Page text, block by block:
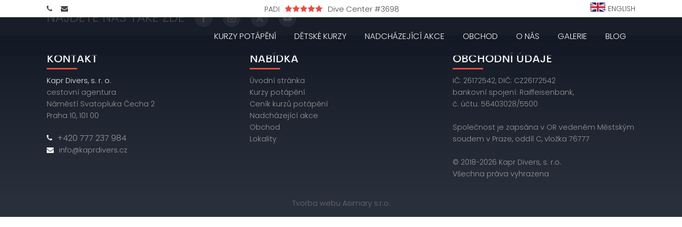
PADI Dive Center #3698 ENGLISH
KURZY POTÁPĚNÍ DĚTSKÉ KURZY NADCHÁZEJÍCÍ AKCE OBCHOD O NÁS GALERIE BLOG
NAJDETE NÁS TAKÉ ZDE
KONTAKT
Kapr Divers, s. r. o.
cestovní agentura
Náměstí Svatopluka Čecha 2
Praha 10, 101 00
+420 777 237 984
info@kaprdivers.cz
NABÍDKA
Úvodní stránka
Kurzy potápění
Ceník kurzů potápění
Nadcházející akce
Obchod
Lokality
OBCHODNÍ ÚDAJE
IČ: 26172542, DIČ: CZ26172542
bankovní spojení: Raiffeisenbank,
č. účtu: 56403028/5500
Společnost je zapsána v OR vedeném Městským
soudem v Praze, oddíl C, vložka 76777
© 2018-2026 Kapr Divers, s. r.o.
Všechna práva vyhrazena
Tvorba webu Asimary s.r.o.